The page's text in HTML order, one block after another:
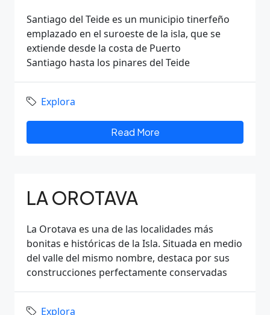
Santiago del Teide es un municipio tinerfeño
emplazado en el suroeste de la isla, que se
extiende desde la costa de Puerto
Santiago hasta los pinares del Teide
Explora
Read More
LA OROTAVA
La Orotava es una de las localidades más
bonitas e históricas de la Isla. Situada en medio
del valle del mismo nombre, destaca por sus
construcciones perfectamente conservadas
Explora